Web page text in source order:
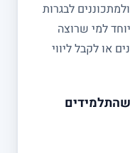
לבגרות
למי שרוצה
או לקבל ליווי